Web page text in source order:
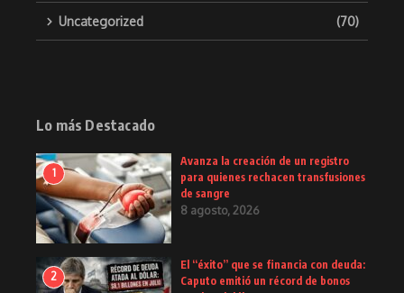
Uncategorized (70)
Lo más Destacado
1
Avanza la creación de un registro
para quienes rechacen transfusiones
de sangre
8 agosto, 2026
2
El “éxito” que se financia con deuda:
Caputo emitió un récord de bonos